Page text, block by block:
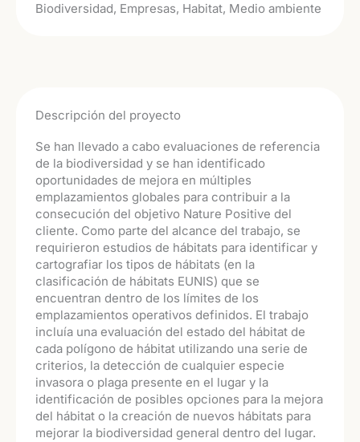
Biodiversidad Empresas Habitat Medio ambiente
Descripción del proyecto
Se han llevado a cabo evaluaciones de referencia
de la biodiversidad y se han identificado
oportunidades de mejora en múltiples
emplazamientos globales para contribuir a la
consecución del objetivo Nature Positive del
cliente. Como parte del alcance del trabajo, se
requirieron estudios de hábitats para identificar y
cartografiar los tipos de hábitats (en la
clasificación de hábitats EUNIS) que se
encuentran dentro de los límites de los
emplazamientos operativos definidos. El trabajo
incluía una evaluación del estado del hábitat de
cada polígono de hábitat utilizando una serie de
criterios, la detección de cualquier especie
invasora o plaga presente en el lugar y la
identificación de posibles opciones para la mejora
del hábitat o la creación de nuevos hábitats para
mejorar la biodiversidad general dentro del lugar.